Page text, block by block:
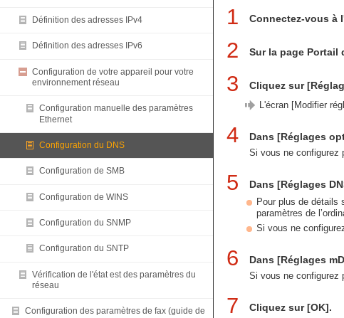
Définition des adresses IPv4
Définition des adresses IPv6
Configuration de votre appareil pour votre
environnement réseau
Configuration manuelle des paramètres
Ethernet
Configuration du DNS
Configuration de SMB
Configuration de WINS
Configuration du SNMP
Configuration du SNTP
Vérification de l'état est des paramètres du
réseau
Configuration des paramètres de fax (guide de
1 Connectez-vous à
2 Sur la page Portail
3 Cliquez sur
L'écran [Modifier
4 Dans [Réglages
Si vous ne configurez
5 Dans [Réglages
Pour plus de détails
paramètres de
Si vous ne
6 Dans [Réglages
Si vous ne configurez
7 Cliquez sur [OK].